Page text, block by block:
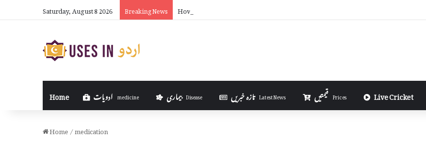
Saturday, August 8 2026 Breaking News How to Make Money on Telegram in Urdu
Home medicine بیماری Disease تازہ خبریں Latest News Prices Live Cricket
Home/medication